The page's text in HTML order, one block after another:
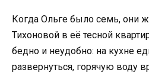
Когда Ольге было семь, они
Тихоновой в её тесной
бедно и неудобно: на кухне
развернуться, горячую воду